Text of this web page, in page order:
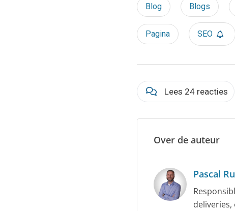
Blog Blogs
Pagina SEO
Lees 24 reacties
Over de auteur
Pascal